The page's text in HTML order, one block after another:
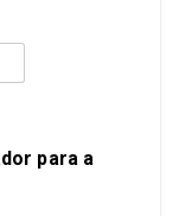
para a